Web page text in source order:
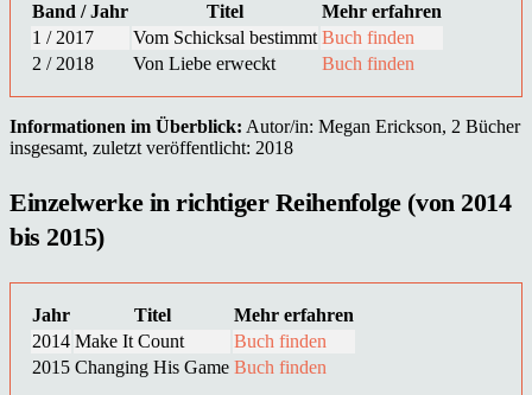
Band / Jahr Titel
Mehr erfahren
1 / 2017
Vom Schicksal bestimmt Buch finden
2 / 2018
Von Liebe erweckt Buch finden
Informationen im Überblick: Autor/in: Megan Erickson, 2 Bücher
insgesamt, zuletzt veröffentlicht: 2018
Einzelwerke in richtiger Reihenfolge (von 2014
bis 2015)
Jahr Titel
Mehr erfahren
2014 Make It Count
Buch finden
2015 Changing His Game Buch finden